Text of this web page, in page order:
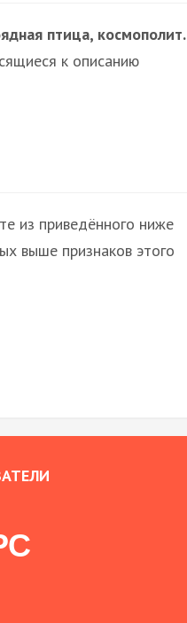
птица, космополит.
к описанию
из приведённого ниже
выше признаков этого